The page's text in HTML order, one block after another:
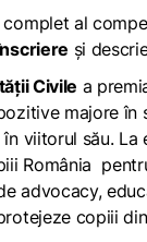
complet al
şi
Civile a
majore în
în viitorul său.
România
advocacy,
copiii